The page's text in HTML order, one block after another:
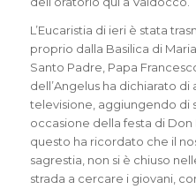
L’Eucaristia di ieri è stata
proprio dalla Basilica di
Santo Padre, Papa
dell’Angelus ha dichiarato di
televisione, aggiungendo di
occasione della festa di
questo ha ricordato che il
sagrestia, non si è chiuso
strada a cercare i giovani,